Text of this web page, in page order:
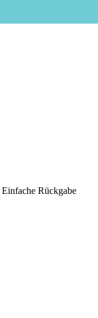
Einfache Rückgabe